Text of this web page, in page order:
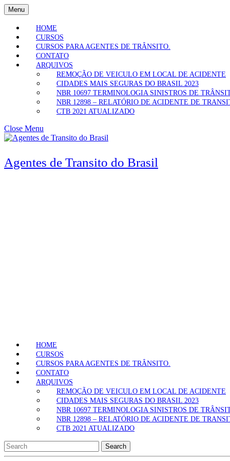
Menu
HOME
CURSOS
CURSOS PARA AGENTES DE TRÂNSITO.
CONTATO
ARQUIVOS
REMOÇÃO DE VEICULO EM LOCAL DE ACIDENTE
CIDADES MAIS SEGURAS DO BRASIL 2023
NBR 10697 TERMINOLOGIA SINISTROS DE
NBR 12898 – RELATÓRIO DE ACIDENTE DE
CTB 2021 ATUALIZADO
Close Menu
Agentes de Transito do Brasil
HOME
CURSOS
CURSOS PARA AGENTES DE TRÂNSITO.
CONTATO
ARQUIVOS
REMOÇÃO DE VEICULO EM LOCAL DE ACIDENTE
CIDADES MAIS SEGURAS DO BRASIL 2023
NBR 10697 TERMINOLOGIA SINISTROS DE
NBR 12898 – RELATÓRIO DE ACIDENTE DE
CTB 2021 ATUALIZADO